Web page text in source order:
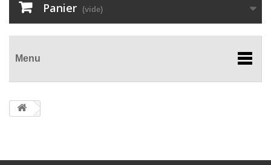
Panier (vide)
Menu